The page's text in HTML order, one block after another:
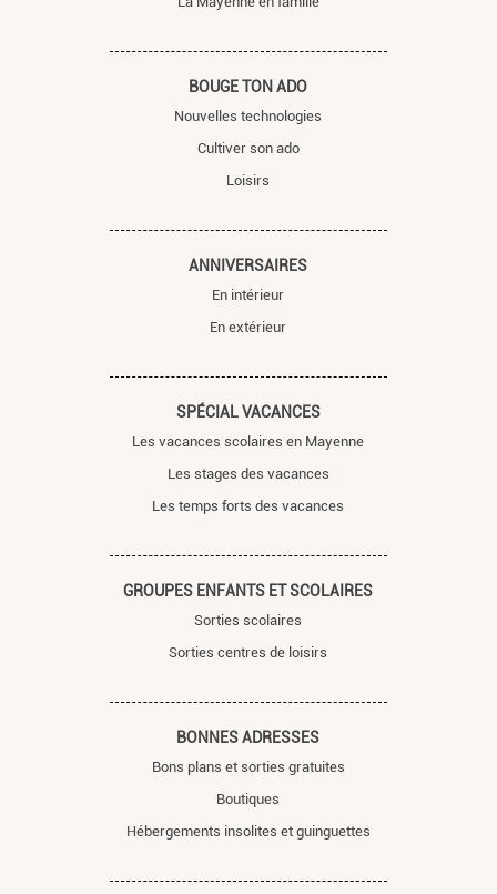
BOUGE TON ADO
Nouvelles technologies
Cultiver son ado
Loisirs
ANNIVERSAIRES
En intérieur
En extérieur
SPÉCIAL VACANCES
Les vacances scolaires en Mayenne
Les stages des vacances
Les temps forts des vacances
GROUPES ENFANTS ET SCOLAIRES
Sorties scolaires
Sorties centres de loisirs
BONNES ADRESSES
Bons plans et sorties gratuites
Boutiques
Hébergements insolites et guinguettes